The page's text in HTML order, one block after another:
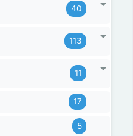
40
113
11
17
5